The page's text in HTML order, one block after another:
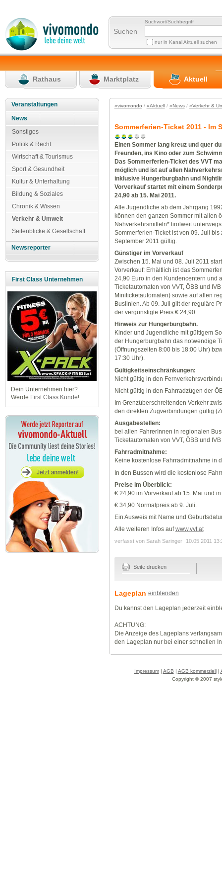
Suchen
Suchwort/Suchbegriff
nur in Kanal Aktuell suchen
Rathaus Marktplatz Aktuell
Veranstaltungen
News
Sonstiges
Politik & Recht
Wirtschaft & Tourismus
Sport & Gesundheit
Kultur & Unterhaltung
Bildung & Soziales
Chronik & Wissen
Verkehr & Umwelt
Seitenblicke & Gesellschaft
Newsreporter
First Class Unternehmen
Dein Unternehmen hier?
Werde First Class Kunde!
»vivomondo / »Aktuell/ »News/ »Verkehr &
Sommerferien-Ticket 2011 - Im
Einen Sommer lang kreuz und quer
Freunden, ins Kino oder zum
Das Sommerferien-Ticket des VVT
möglich und ist auf allen
inklusive Hungerburgbahn und
Vorverkauf startet mit einem
24,90 ab 15. Mai 2011.
Alle Jugendliche ab dem Jahrgang
können den ganzen Sommer mit allen
Nahverkehrsmitteln* tirolweit
Sommerferien-Ticket ist von 09. Juli bis
September 2011 gültig.
Günstiger im Vorverkauf
Zwischen 15. Mai und 08. Juli 2011
Vorverkauf: Erhältlich ist das
24,90 Euro in den Kundencentern und
Ticketautomaten von VVT, ÖBB und
Miniticketautomaten) sowie auf allen
Buslinien. Ab 09. Juli gilt der reguläre
der vergünstigte Preis € 24,90.
Hinweis zur Hungerburgbahn.
Kinder und Jugendliche mit gültigem
der Hungerburgbahn das notwendige
(Öffnungszeiten 8:00 bis 18:00 Uhr)
17:30 Uhr).
Gültigkeitseinschränkungen:
Nicht gültig in den
Nicht gültig in den Fahrradzügen der
Im Grenzüberschreitenden Verkehr
den direkten Zugverbindungen gültig
Ausgabestellen:
bei allen FahrerInnen in regionalen
Ticketautomaten von VVT, ÖBB und
Fahrradmitnahme:
Keine kostenlose Fahrradmitnahme in
In den Bussen wird die kostenlose
Preise im Überblick:
€ 24,90 im Vorverkauf ab 15. Mai und
€ 34,90 Normalpreis ab 9. Juli.
Ein Ausweis mit Name und
Alle weiteren Infos aufwww.vvt.at
verfasst von Sarah Saringer 10.05.2011
Seite drucken
Lageplan einblenden
Du kannst den Lageplan jederzeit
ACHTUNG:
Die Anzeige des Lageplans
den Lageplan nur bei einer schnellen
Impressum| AGB | AGB kommerziell|
Copyright © 2007